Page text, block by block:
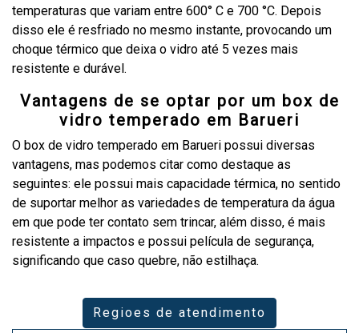
temperaturas que variam entre 600° C e 700 °C. Depois
disso ele é resfriado no mesmo instante, provocando um
choque térmico que deixa o vidro até 5 vezes mais
resistente e durável.
Vantagens de se optar por um box de
vidro temperado em Barueri
O box de vidro temperado em Barueri possui diversas
vantagens, mas podemos citar como destaque as
seguintes: ele possui mais capacidade térmica, no sentido
de suportar melhor as variedades de temperatura da água
em que pode ter contato sem trincar, além disso, é mais
resistente a impactos e possui película de segurança,
significando que caso quebre, não estilhaça.
Regioes de atendimento